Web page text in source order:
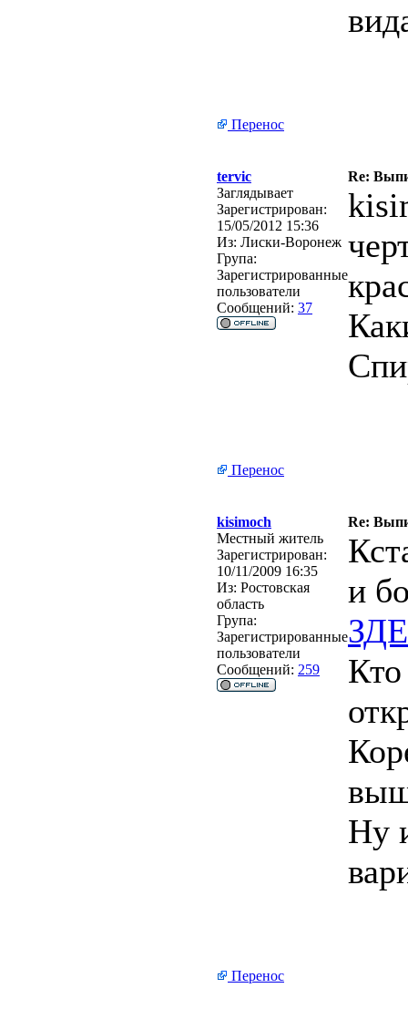
Перенос
tervic
Re:
Заглядывает
Зарегистрирован:
15/05/2012 15:36
Из: Лиски-Воронеж
Група:
Зарегистрированные
пользователи
Сообщений: 37
Перенос
kisimoch
Re:
Местный житель
Зарегистрирован:
10/11/2009 16:35
Из: Ростовская
область
Група:
Зарегистрированные
пользователи
Сообщений: 259
и
Кто
Ну
Перенос